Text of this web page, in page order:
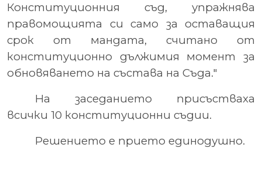
Конституционния съд, упражнява
правомощията си само за оставащия
срок от мандата, считано от
конституционно дължимия момент за
обновяването на състава на Съда."
На заседанието присъстваха
всички 10 конституционни съдии.
Решението е прието единодушно.